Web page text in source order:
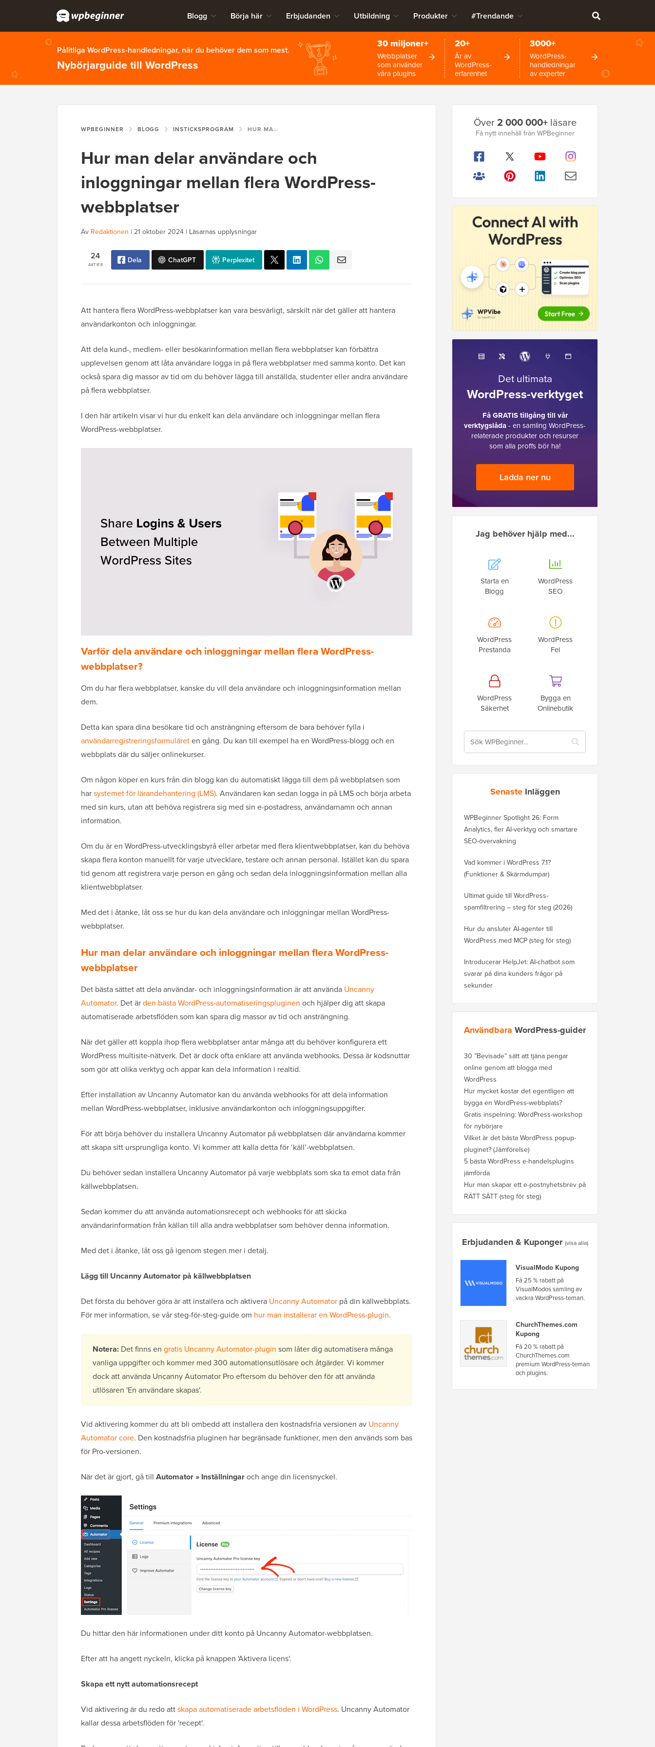
Blogg Börja här Erbjudanden Utbildning Produkter #Trendande
Pålitliga WordPress-handledningar, när du behöver dem som mest.
Nybörjarguide till WordPress
30 miljoner+
Webbplatser
som använder
våra plugins
20+
År av
WordPress-
erfarenhet
3000+
WordPress-
handledningar
av experter
WPBEGINNER BLOGG INSTICKSPROGRAM HUR MAN DELAR ANVÄNDARE OCH INLOGGNINGAR MELLAN FLERA WORDPRESS-WEBBPLATSER
Hur man delar användare och
inloggningar mellan flera WordPress-
webbplatser
Av Redaktionen | 21 oktober 2024 | Läsarnas upplysningar
AKTIER
24 Dela ChatGPT Perplexitet
Att hantera flera WordPress-webbplatser kan vara besvärligt, särskilt när det gäller att hantera
användarkonton och inloggningar.
Att dela kund-, medlem- eller besökarinformation mellan flera webbplatser kan förbättra
upplevelsen genom att låta användare logga in på flera webbplatser med samma konto. Det kan
också spara dig massor av tid om du behöver lägga till anställda, studenter eller andra användare
på flera webbplatser.
I den här artikeln visar vi hur du enkelt kan dela användare och inloggningar mellan flera
WordPress-webbplatser.
Varfördela användare och inloggningar mellan flera WordPress-
webbplatser?
Om du har flera webbplatser, kanske du vill dela användare och inloggningsinformation mellan
dem.
Detta kan spara dina besökare tid och ansträngning eftersom de bara behöver fylla i
användarregistreringsformuläreten gång. Du kan till exempel ha en WordPress-blogg och en
webbplats där du säljer onlinekurser.
Om någon köper en kurs från din blogg kan du automatiskt lägga till dem på webbplatsen som
harsystemet för lärandehantering (LMS). Användaren kan sedan logga in på LMS och börja arbeta
med sin kurs, utan att behöva registrera sig med sin e-postadress, användarnamn och annan
information.
Om du är en WordPress-utvecklingsbyrå eller arbetar med flera klientwebbplatser, kan du behöva
skapa flera konton manuellt för varje utvecklare, testare och annan personal. Istället kan du spara
tid genom att registrera varje person en gång och sedan dela inloggningsinformation mellan alla
klientwebbplatser.
Med det i åtanke, låt oss se hur du kan dela användare och inloggningar mellan WordPress-
webbplatser.
Hur man delar användare och inloggningar mellan flera WordPress-
webbplatser
Det bästa sättet att dela användar- och inloggningsinformation är att använda Uncanny
Automator. Det ärden bästa WordPress-automatiseringspluginen och hjälper dig att skapa
automatiserade arbetsflöden som kan spara dig massor av tid och ansträngning.
När det gäller att koppla ihop flera webbplatser antar många att du behöver konfigurera ett
WordPress multisite-nätverk. Det är dock ofta enklare att använda webhooks. Dessa är kodsnuttar
som gör att olika verktyg och appar kan dela information i realtid.
Efter installation av Uncanny Automator kan du använda webhooks för att dela information
mellan WordPress-webbplatser, inklusive användarkonton och inloggningsuppgifter.
För att börja behöver du installera Uncanny Automator på webbplatsen där användarna kommer
att skapa sitt ursprungliga konto. Vi kommer att kalla detta för ‘käll’-webbplatsen.
Du behöver sedan installera Uncanny Automator på varje webbplats som ska ta emot data från
källwebbplatsen.
Sedan kommer du att använda automationsrecept och webhooks för att skicka
användarinformation från källan till alla andra webbplatser som behöver denna information.
Med det i åtanke, låt oss gå igenom stegen mer i detalj.
Lägg till Uncanny Automator på källwebbplatsen
Det första du behöver göra är att installera och aktivera Uncanny Automator på din källwebbplats.
För mer information, se vår steg-för-steg-guide om hur man installerar en WordPress-plugin.
Notera: Det finns en gratis Uncanny Automator-plugin som låter dig automatisera många
vanliga uppgifter och kommer med 300 automationsutlösare och åtgärder. Vi kommer
dock att använda Uncanny Automator Pro eftersom du behöver den för att använda
utlösaren 'En användare skapas'.
Vid aktivering kommer du att bli ombedd att installera den kostnadsfria versionen av Uncanny
Automator core. Den kostnadsfria pluginen har begränsade funktioner, men den används som bas
för Pro-versionen.
När det är gjort, gå till Automator » Inställningaroch ange din licensnyckel.
Du hittar den här informationen under ditt konto på Uncanny Automator-webbplatsen.
Efter att ha angett nyckeln, klicka på knappen 'Aktivera licens'.
Skapa ett nytt automationsrecept
Vid aktivering är du redo attskapa automatiserade arbetsflöden i WordPress. Uncanny Automator
kallar dessa arbetsflöden för 'recept'.
Primär
sidofält
Över2 000 000+läsare
Få nytt innehåll från WPBeginner
Det ultimata
WordPress-verktyget
Få GRATIS tillgång till vår
verktygslåda- en samling WordPress-
relaterade produkter och resurser
som alla proffs bör ha!
Ladda ner nu
Jag behöver hjälp med...
Starta en
Blogg
WordPress
SEO
WordPress
Prestanda
WordPress
Fel
WordPress
Säkerhet
Bygga en
Onlinebutik
Senaste Inläggen
WPBeginner Spotlight 26: Form
Analytics, fler AI-verktyg och smartare
SEO-övervakning
Vad kommer i WordPress 7.1?
(Funktioner & Skärmdumpar)
Ultimat guide till WordPress-
spamfiltrering – steg för steg (2026)
Hur du ansluter AI-agenter till
WordPress med MCP (steg för steg)
Introducerar HelpJet: AI-chatbot som
svarar på dina kunders frågor på
sekunder
Användbara WordPress-guider
30 ”Bevisade” sätt att tjäna pengar
online genom att blogga med
WordPress
Hur mycket kostar det egentligen att
bygga en WordPress-webbplats?
Gratis inspelning: WordPress-workshop
för nybörjare
Vilket är det bästa WordPress popup-
pluginet? (Jämförelse)
5 bästa WordPress e-handelsplugins
jämförda
Hur man skapar ett e-postnyhetsbrev på
RÄTT SÄTT (steg för steg)
Erbjudanden & Kuponger (visa alla)
VisualModo Kupong
Få 25 % rabatt på
VisualModos samling av
vackra WordPress-teman.
ChurchThemes.com
Kupong
Få 20 % rabatt på
ChurchThemes.com
premium WordPress-teman
och plugins.